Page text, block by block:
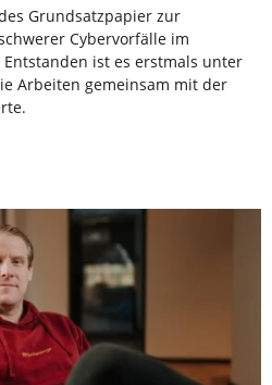
Grundsatzpapier zur
Cybervorfälle im
ist es erstmals unter
Arbeiten gemeinsam mit der